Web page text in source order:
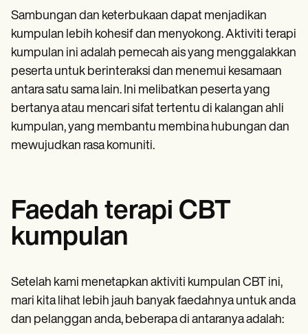
Sambungan dan keterbukaan dapat menjadikan
kumpulan lebih kohesif dan menyokong. Aktiviti terapi
kumpulan ini adalah pemecah ais yang menggalakkan
peserta untuk berinteraksi dan menemui kesamaan
antara satu sama lain. Ini melibatkan peserta yang
bertanya atau mencari sifat tertentu di kalangan ahli
kumpulan, yang membantu membina hubungan dan
mewujudkan rasa komuniti.
Faedah terapi CBT
kumpulan
Setelah kami menetapkan aktiviti kumpulan CBT ini,
mari kita lihat lebih jauh banyak faedahnya untuk anda
dan pelanggan anda, beberapa di antaranya adalah: